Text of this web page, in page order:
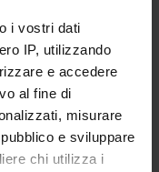
i vostri dati
IP, utilizzando
e accedere
al fine di
misurare
e sviluppare
chi utilizza i
- 150
DI LAVORO